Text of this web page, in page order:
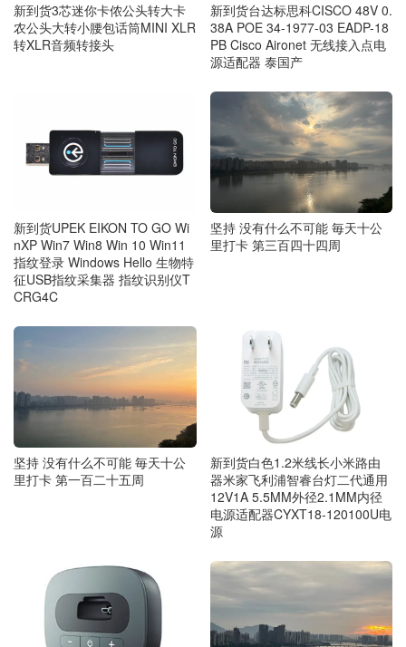
新到货3芯迷你卡侬公头转大卡
农公头大转小腰包话筒MINI XLR
转XLR音频转接头
新到货台达标思科CISCO 48V 0.
38A POE 34-1977-03 EADP-18
PB Cisco Aironet 无线接入点电
源适配器 泰国产
新到货UPEK EIKON TO GO Wi
nXP Win7 Win8 Win 10 Win11
指纹登录 Windows Hello 生物特
征USB指纹采集器 指纹识别仪T
CRG4C
坚持 没有什么不可能 毎天十公
里打卡 第三百四十四周
坚持 没有什么不可能 毎天十公
里打卡 第一百二十五周
新到货白色1.2米线长小米路由
器米家飞利浦智睿台灯二代通用
12V1A 5.5MM外径2.1MM内径
电源适配器CYXT18-120100U电
源